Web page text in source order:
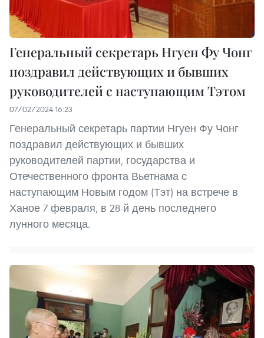
Генеральный секретарь Нгуен Фу Чонг
поздравил действующих и бывших
руководителей с наступающим Тэтом
07/02/2024 16:23
Генеральный секретарь партии Нгуен Фу Чонг
поздравил действующих и бывших
руководителей партии, государства и
Отечественного фронта Вьетнама с
наступающим Новым годом (Тэт) на встрече в
Ханое 7 февраля, в 28-й день последнего
лунного месяца.